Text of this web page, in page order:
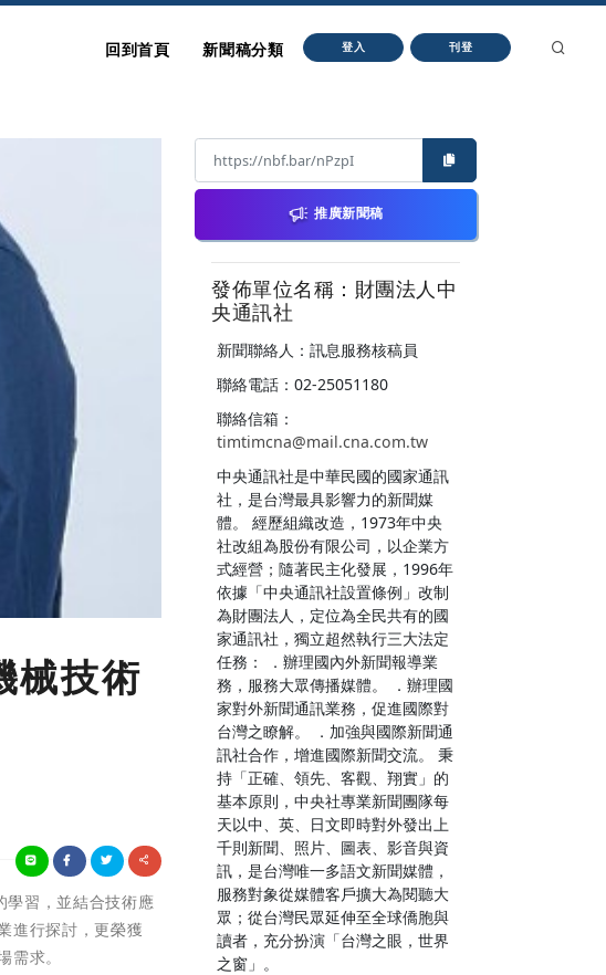
回到首頁 新聞稿分類 登入 刊登
械技術
習，並結合技術應
進行探討，更榮獲
求。
推廣新聞稿
發佈單位名稱：財團法人中
央通訊社
新聞聯絡人：訊息服務核稿員
聯絡電話：02-25051180
聯絡信箱：
timtimcna@mail.cna.com.tw
中央通訊社是中華民國的國家通訊
社，是台灣最具影響力的新聞媒
體。 經歷組織改造，1973年中央
社改組為股份有限公司，以企業方
式經營；隨著民主化發展，1996年
依據「中央通訊社設置條例」改制
為財團法人，定位為全民共有的國
家通訊社，獨立超然執行三大法定
任務： ．辦理國內外新聞報導業
務，服務大眾傳播媒體。 ．辦理國
家對外新聞通訊業務，促進國際對
台灣之瞭解。 ．加強與國際新聞通
訊社合作，增進國際新聞交流。 秉
持「正確、領先、客觀、翔實」的
基本原則，中央社專業新聞團隊每
天以中、英、日文即時對外發出上
千則新聞、照片、圖表、影音與資
訊，是台灣唯一多語文新聞媒體，
服務對象從媒體客戶擴大為閱聽大
眾；從台灣民眾延伸至全球僑胞與
讀者，充分扮演「台灣之眼，世界
之窗」。